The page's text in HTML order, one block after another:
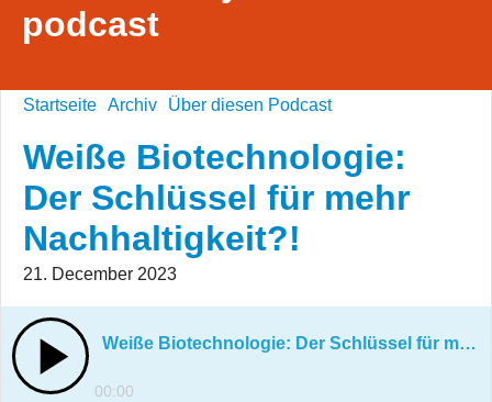
podcast
Startseite Archiv Über diesen Podcast
Weiße Biotechnologie:
Der Schlüssel für mehr
Nachhaltigkeit?!
21. December 2023
Weiße Biotechnologie: Der Schlüssel für mehr Nachhaltigkeit?!
00:00